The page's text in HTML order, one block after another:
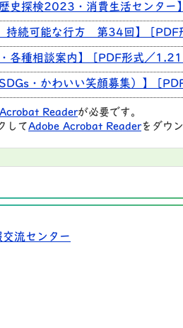
史探検2023・消費生活センタ
持続可能な行方 第34回】
各種相談案内】 [PDF形式／
・かわいい笑顔募集）】
Readerが必要です。
して Adobe Acrobat Readerをダウ
流センター